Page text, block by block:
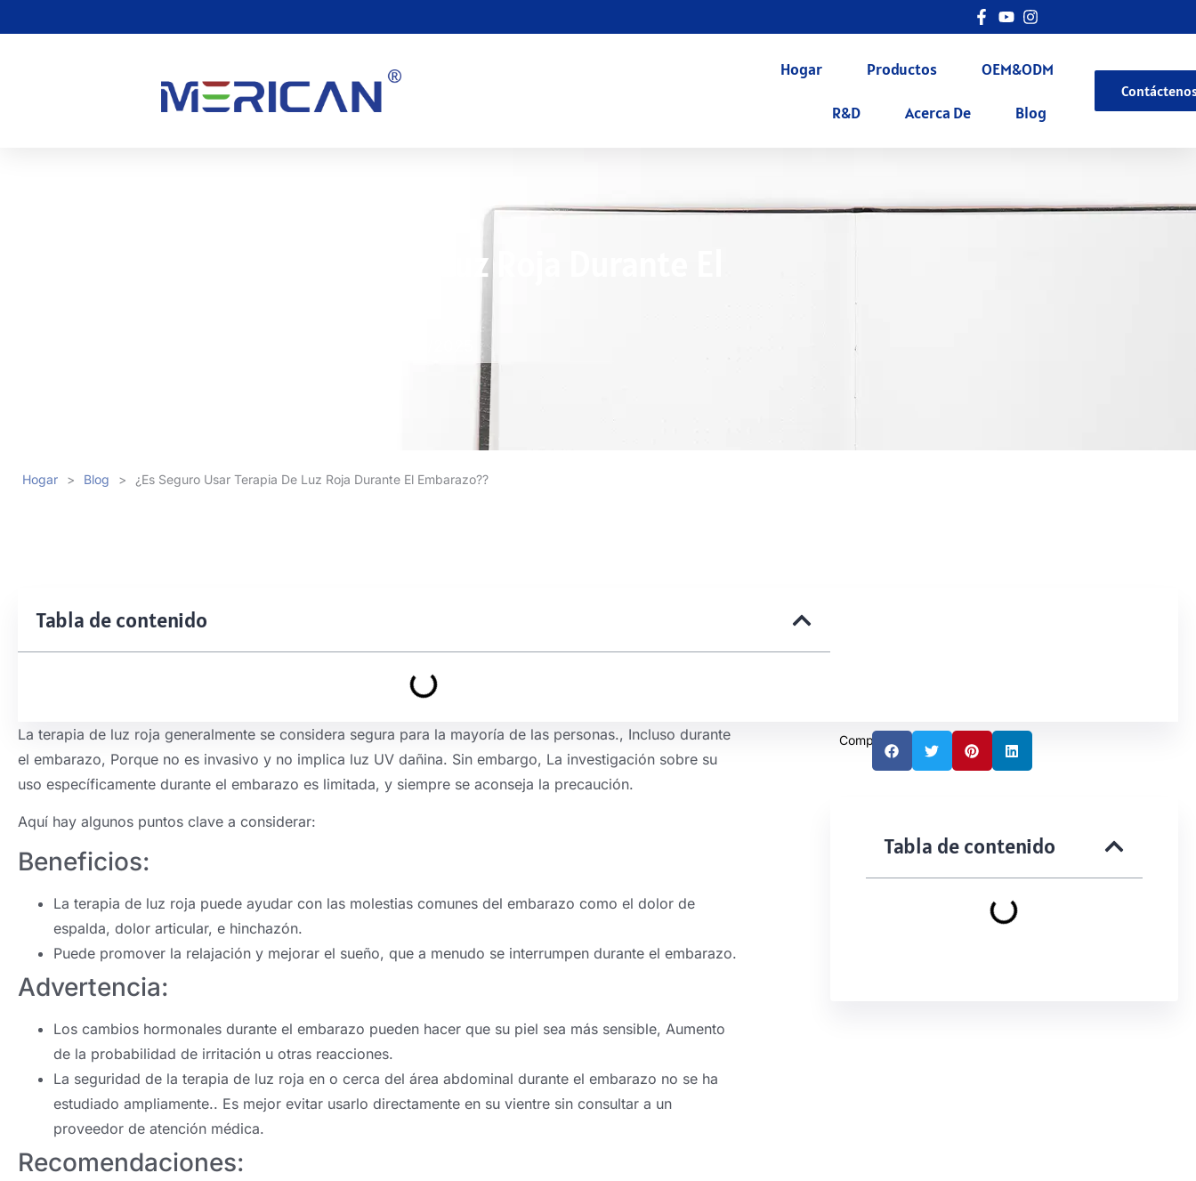
Hogar Productos OEM&ODM
R&D Acerca De Blog
¿Es Seguro Usar Terapia De Luz Roja Durante El
Hogar > Blog > ¿Es Seguro Usar Terapia De Luz Roja Durante El Embarazo??
Tabla de contenido
La terapia de luz roja generalmente se considera segura para la mayoría de las personas., Incluso durante
el embarazo, Porque no es invasivo y no implica luz UV dañina. Sin embargo, La investigación sobre su
uso específicamente durante el embarazo es limitada, y siempre se aconseja la precaución.
Aquí hay algunos puntos clave a considerar:
Beneficios:
La terapia de luz roja puede ayudar con las molestias comunes del embarazo como el dolor de
espalda, dolor articular, e hinchazón.
Puede promover la relajación y mejorar el sueño, que a menudo se interrumpen durante el embarazo.
Advertencia:
Los cambios hormonales durante el embarazo pueden hacer que su piel sea más sensible, Aumento
de la probabilidad de irritación u otras reacciones.
La seguridad de la terapia de luz roja en o cerca del área abdominal durante el embarazo no se ha
estudiado ampliamente.. Es mejor evitar usarlo directamente en su vientre sin consultar a un
proveedor de atención médica.
Recomendaciones:
Compartir:
Tabla de contenido